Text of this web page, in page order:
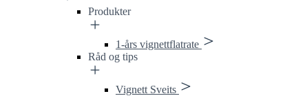
Produkter
1-års vignettflatrate
Råd og tips
Vignett Sveits